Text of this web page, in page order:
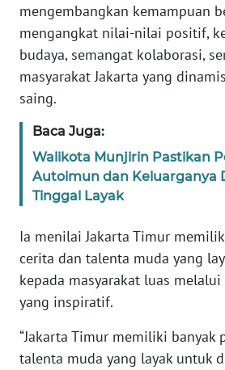
mengembangkan kemampuan
mengangkat nilai-nilai positif,
budaya, semangat kolaborasi,
masyarakat Jakarta yang
saing.
Baca Juga:
Walikota Munjirin Pastikan
Autoimun dan Keluarganya
Tinggal Layak
Ia menilai Jakarta Timur
cerita dan talenta muda yang
kepada masyarakat luas
yang inspiratif.
“Jakarta Timur memiliki banyak
talenta muda yang layak untuk
WN
KEPRI
WN
PAPUA
PAPUA
BARAT
RIAU
WN
SERAMBI
WN
JAMBI